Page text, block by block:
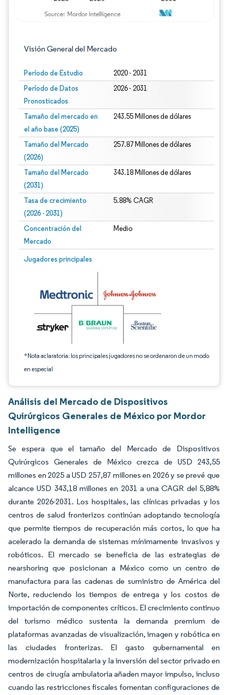
Visión General del Mercado
Período de Estudio 2020 - 2031
Período de Datos
Pronosticados
2026 - 2031
Tamaño del mercado en
el año base (2025)
243.55 Millones de dólares
Tamaño del Mercado
(2026)
257.87 Millones de dólares
Tamaño del Mercado
(2031)
343.18 Millones de dólares
Tasa de crecimiento
(2026 - 2031)
5.88% CAGR
Concentración del
Mercado
Medio
Jugadores principales
*Nota aclaratoria: los principales jugadores no se ordenaron de un modo
en especial
Imagen © Mordor Intelligence. El uso requiere atribución según CC BY 4.0.
Análisis del Mercado de Dispositivos
Quirúrgicos Generales de México por Mordor
Intelligence
Se espera que el tamaño del Mercado de Dispositivos
Quirúrgicos Generales de México crezca de USD 243,55
millones en 2025 a USD 257,87 millones en 2026 y se prevé que
alcance USD 343,18 millones en 2031 a una CAGR del 5,88%
durante 2026-2031. Los hospitales, las clínicas privadas y los
centros de salud fronterizos continúan adoptando tecnología
que permite tiempos de recuperación más cortos, lo que ha
acelerado la demanda de sistemas mínimamente invasivos y
robóticos. El mercado se beneficia de las estrategias de
nearshoring que posicionan a México como un centro de
manufactura para las cadenas de suministro de América del
Norte, reduciendo los tiempos de entrega y los costos de
importación de componentes críticos. El crecimiento continuo
del turismo médico sustenta la demanda premium de
plataformas avanzadas de visualización, imagen y robótica en
las ciudades fronterizas. El gasto gubernamental en
modernización hospitalaria y la inversión del sector privado en
centros de cirugía ambulatoria añaden mayor impulso, incluso
cuando las restricciones fiscales fomentan configuraciones de